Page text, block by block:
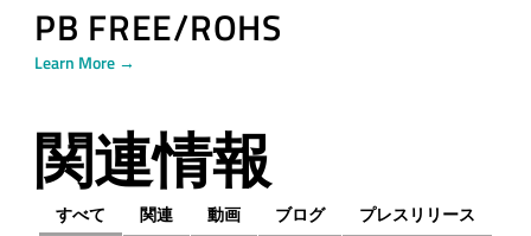
PB FREE/ROHS
Learn More →
関連情報
すべて 関連 動画 ブログ
プレスリリース